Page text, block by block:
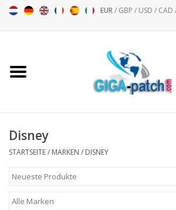
EUR/ GBP / USD / CAD
Motorsport - Sport
Disney
STARTSEITE/ MARKEN / DISNEY